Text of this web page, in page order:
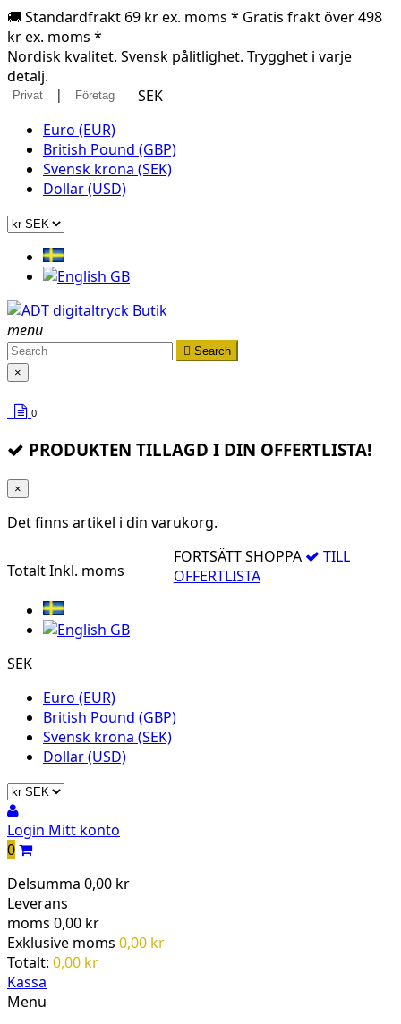
🚚 Standardfrakt 69 kr ex. moms * Gratis frakt över 498
kr ex. moms *
Nordisk kvalitet. Svensk pålitlighet. Trygghet i varje
detalj.
Privat | Företag
SEK
Euro (EUR)
British Pound (GBP)
Svensk krona (SEK)
Dollar (USD)
menu
 Search
×
0
PRODUKTEN TILLAGD I DIN OFFERTLISTA!
×
Det finns artikel i din varukorg.
TotaltInkl. moms
FORTSÄTT SHOPPA
TILL
OFFERTLISTA
SEK
Euro (EUR)
British Pound (GBP)
Svensk krona (SEK)
Dollar (USD)
Login Mitt konto
0
Delsumma 0,00 kr
Leverans
moms 0,00 kr
Exklusive moms 0,00 kr
Totalt: 0,00 kr
Kassa
Menu